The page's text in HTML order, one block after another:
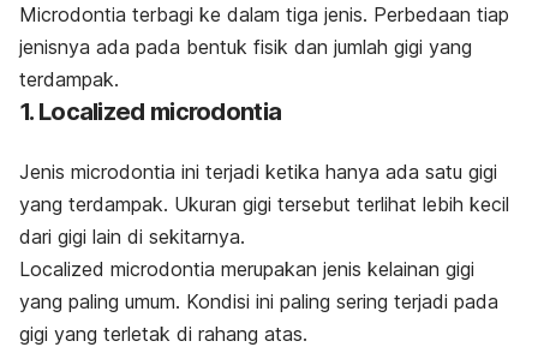
Microdontia terbagi ke dalam tiga jenis. Perbedaan tiap
jenisnya ada pada bentuk fisik dan jumlah gigi yang
terdampak.
1. Localized microdontia
Jenis microdontia ini terjadi ketika hanya ada satu gigi
yang terdampak. Ukuran gigi tersebut terlihat lebih kecil
dari gigi lain di sekitarnya.
Localized microdontia merupakan jenis kelainan gigi
yang paling umum. Kondisi ini paling sering terjadi pada
gigi yang terletak di rahang atas.